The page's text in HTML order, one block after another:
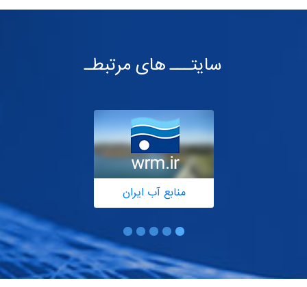
سایتـــ های مرتبطـ
منابع آب ایران